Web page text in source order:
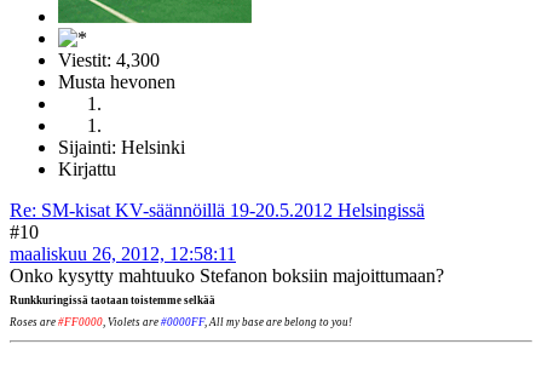
Viestit: 4,300
Musta hevonen
Sijainti: Helsinki
Kirjattu
Re: SM-kisat KV-säännöillä 19-20.5.2012 Helsingissä
#10
maaliskuu 26, 2012, 12:58:11
Onko kysytty mahtuuko Stefanon boksiin majoittumaan?
Runkkuringissä taotaan toistemme selkää
Roses are #FF0000, Violets are #0000FF, All my base are belong to you!